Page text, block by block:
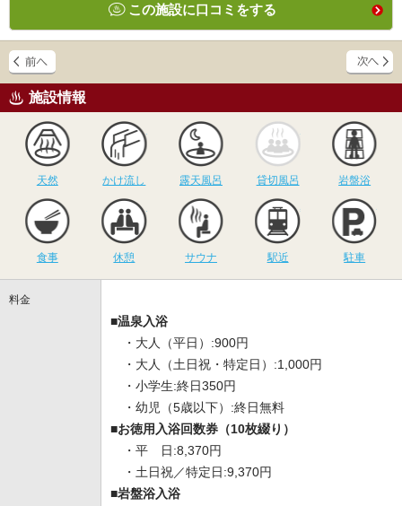
この施設に口コミをする
施設情報
天然
かけ流し
かけ流し
露天風呂
露天風呂
貸切風呂
貸切風呂 岩盤浴
食事 休憩
サウナ
サウナ 駅近 駐車
料金
■温泉入浴
・大人（平日）:900円
・大人（土日祝・特定日）:1,000円
・小学生:終日350円
・幼児（5歳以下）:終日無料
■お徳用入浴回数券（10枚綴り）
・平 日:8,370円
・土日祝／特定日:9,370円
■岩盤浴入浴